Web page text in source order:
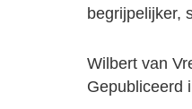
begrijpelijker,
Wilbert van
Gepubliceerd